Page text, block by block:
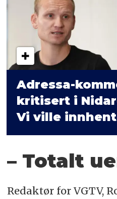
Adressa-
kritisert i
Vi ville
– Totalt
Redaktør for VGTV,